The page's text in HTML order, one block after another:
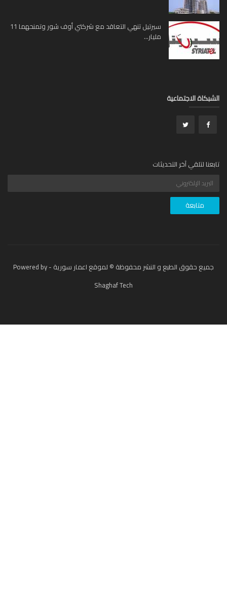
سيرتيل تنهي التعاقد مع شركتي أوف شور وتمنحهما 11
مليار...
الاجتماعية
لتلقي آخر التحديثات
جميع حقوق الطبع و النشر محفوظة © لموقع اعمار سورية - Powered by
Shaghaf Tech